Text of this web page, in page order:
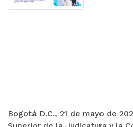
Bogotá D.C., 21 de mayo de